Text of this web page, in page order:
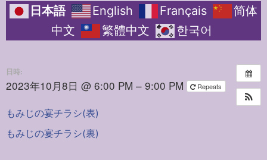
日本語 English Français
简体
中文
繁體中文 한국어
日時:
2023年10月8日 @ 6:00 PM – 9:00 PM Repeats
もみじの宴チラシ(表)
もみじの宴チラシ(裏)